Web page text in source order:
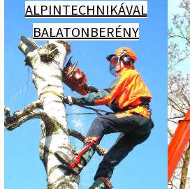
ALPINTECHNIKÁVAL
BALATONBERÉNY